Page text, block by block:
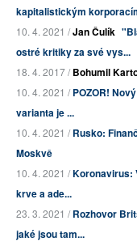
kapitalistickým
10. 4. 2021 /Jan Čulík
ostré kritiky za své vys...
18. 4. 2017 /Bohumil
10. 4. 2021 /POZOR!
varianta je ...
10. 4. 2021 /Rusko:
Moskvě
10. 4. 2021 /Koronavirus:
krve a ade...
23. 3. 2021 /Rozhovor
jaké jsou tam...